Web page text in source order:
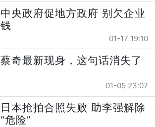
中央政府促地方政府 别欠企业
钱
01-17 19:10
蔡奇最新现身，这句话消失了
01-05 23:07
日本抢拍合照失败 助李强解除
“危险”